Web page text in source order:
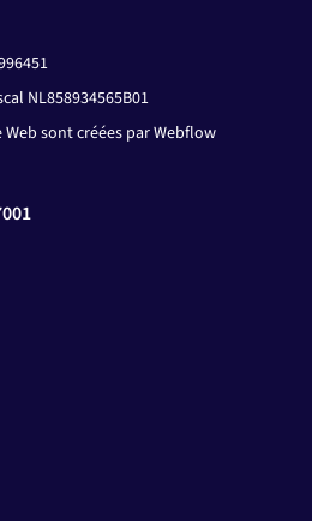
NL858934565B01
sont créées par Webflow